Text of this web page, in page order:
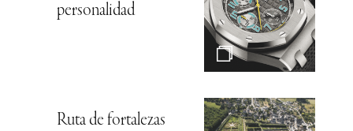
personalidad
Ruta de fortalezas